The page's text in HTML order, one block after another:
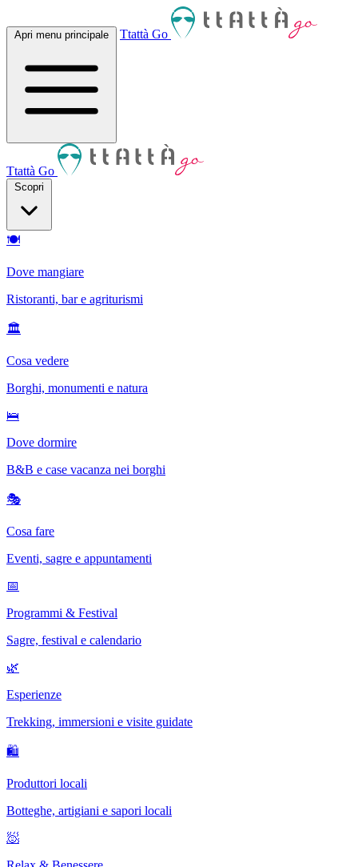
Apri menu principale Ttattà Go
Ttattà Go
Scopri
🍽
Dove mangiare
Ristoranti, bar e agriturismi
🏛
Cosa vedere
Borghi, monumenti e natura
🛌
Dove dormire
B&B e case vacanza nei borghi
🎭
Cosa fare
Eventi, sagre e appuntamenti
📅
Programmi & Festival
Sagre, festival e calendario
🌿
Esperienze
Trekking, immersioni e visite guidate
🛍
Produttori locali
Botteghe, artigiani e sapori locali
🧖